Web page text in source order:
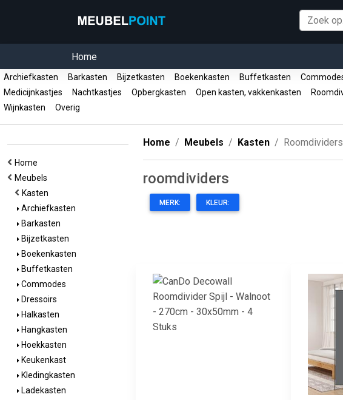
Home
Archiefkasten Barkasten Bijzetkasten Boekenkasten Buffetkasten
Medicijnkastjes
Nachtkastjes Opbergkasten Open kasten, vakkenkasten
Wijnkasten
Overig
Home
Meubels
Kasten
Archiefkasten
Barkasten
Bijzetkasten
Boekenkasten
Buffetkasten
Commodes
Dressoirs
Halkasten
Hangkasten
Hoekkasten
Keukenkast
Kledingkasten
Ladekasten
Home Meubels Kasten Roomdividers
roomdividers
MERK: KLEUR: